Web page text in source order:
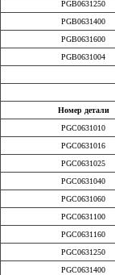
PGB0631250
PGB0631400
PGB0631600
PGB0631004
Номер детали
PGC0631010
PGC0631016
PGC0631025
PGC0631040
PGC0631060
PGC0631100
PGC0631160
PGC0631250
PGC0631400